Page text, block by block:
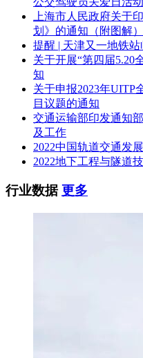
上海市人民政府关于
划》的通知（附图解）
提醒 | 天津又一地铁站
关于开展“第四届5.20
知
关于申报2023年UITP
目议题的通知
交通运输部印发通知
及工作
2022中国轨道交通发
2022地下工程与隧道
行业数据更多